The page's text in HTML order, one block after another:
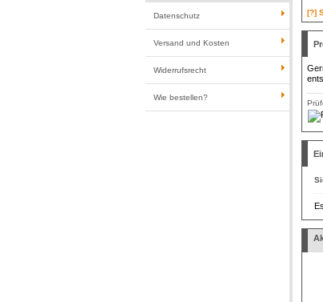
Datenschutz
Versand und Kosten
Widerrufsrecht
Wie bestellen?
[?]